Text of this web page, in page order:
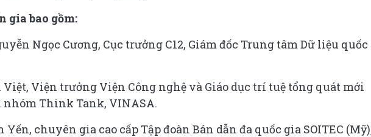
gia bao gồm:
Ngọc Cương, Cục trưởng C12, Giám đốc Trung tâm Dữ liệu quốc
Việt, Viện trưởng Viện Công nghệ và Giáo dục trí tuệ tổng quát mới
Think Tank, VINASA.
chuyên gia cao cấp Tập đoàn Bán dẫn đa quốc gia SOITEC